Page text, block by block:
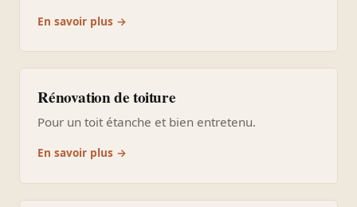
En savoir plus →
Rénovation de toiture
Pour un toit étanche et bien entretenu.
En savoir plus →